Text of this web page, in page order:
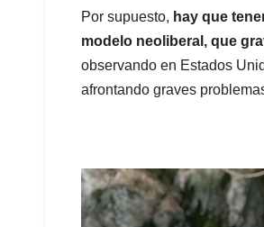
Por supuesto, hay que
modelo neoliberal, que
observando en Estados
afrontando graves